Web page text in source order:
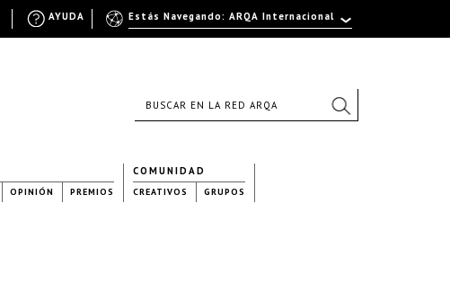
OPINIÓN PREMIOS
COMUNIDAD
CREATIVOS GRUPOS
Estás Navegando: ARQA Internacional
AYUDA